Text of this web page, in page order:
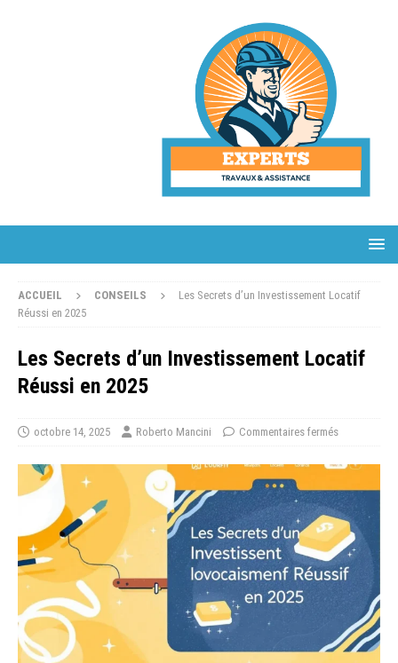
ACCUEIL CONSEILS
Les Secrets d’un Investissement Locatif
Réussi en 2025
Les Secrets d’un Investissement Locatif
Réussi en 2025
octobre 14, 2025 Roberto Mancini Commentaires fermés